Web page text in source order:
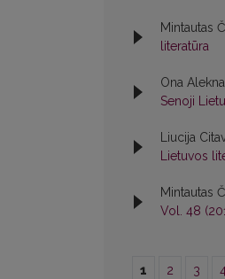
Mintautas
literatūra
Ona
Senoji
Liucija
Lietuvos
Mintautas
Vol. 48
1 2 3